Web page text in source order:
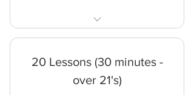
20 Lessons (30 minutes -
over 21's)